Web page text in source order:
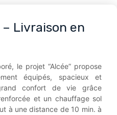
Livraison en
le projet “Alcée” propose
équipés, spacieux et
confort de vie grâce
et un chauffage sol
à une distance de 10 min. à